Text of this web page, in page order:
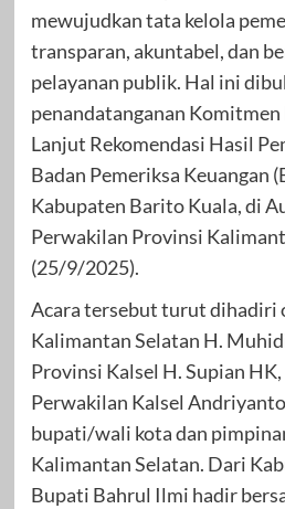
mewujudkan tata kelola
transparan, akuntabel, dan
pelayanan publik. Hal ini
penandatanganan
Lanjut Rekomendasi Hasil
Badan Pemeriksa Keuangan
Kabupaten Barito Kuala, di
Perwakilan Provinsi
(25/9/2025).
Acara tersebut turut dihadiri
Kalimantan Selatan H.
Provinsi Kalsel H. Supian
Perwakilan Kalsel
bupati/wali kota dan
Kalimantan Selatan. Dari
Bupati Bahrul Ilmi hadir